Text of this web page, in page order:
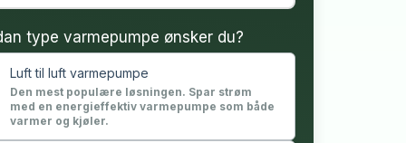
type varmepumpe ønsker du?
Luft til luft varmepumpe
Den mest populære løsningen. Spar strøm
med en energieffektiv varmepumpe som både
varmer og kjøler.